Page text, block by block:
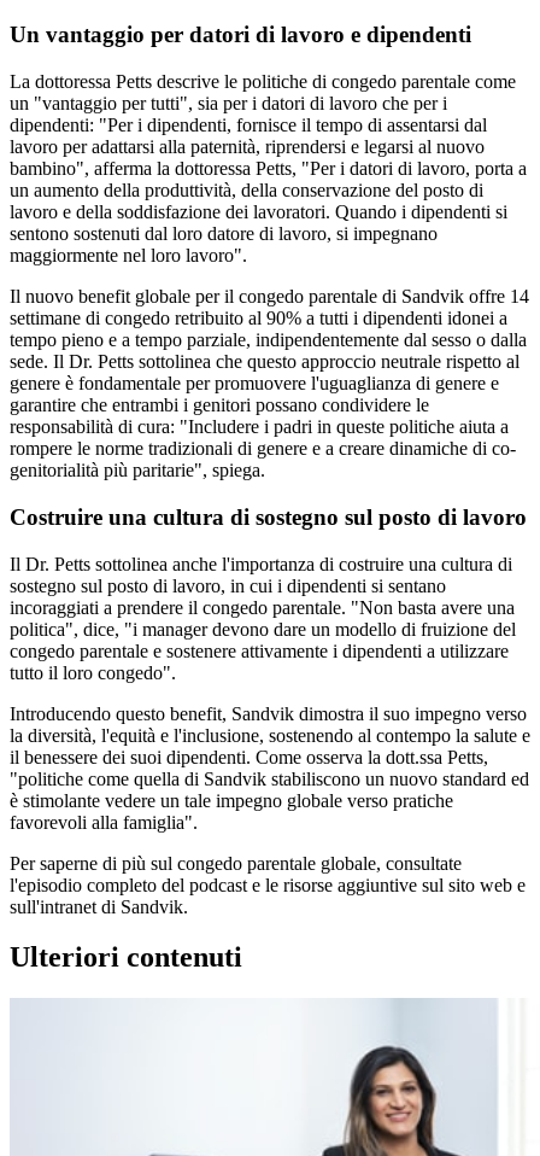
Un vantaggio per datori di lavoro e dipendenti
La dottoressa Petts descrive le politiche di congedo parentale come
un "vantaggio per tutti", sia per i datori di lavoro che per i
dipendenti: "Per i dipendenti, fornisce il tempo di assentarsi dal
lavoro per adattarsi alla paternità, riprendersi e legarsi al nuovo
bambino", afferma la dottoressa Petts, "Per i datori di lavoro, porta a
un aumento della produttività, della conservazione del posto di
lavoro e della soddisfazione dei lavoratori. Quando i dipendenti si
sentono sostenuti dal loro datore di lavoro, si impegnano
maggiormente nel loro lavoro".
Il nuovo benefit globale per il congedo parentale di Sandvik offre 14
settimane di congedo retribuito al 90% a tutti i dipendenti idonei a
tempo pieno e a tempo parziale, indipendentemente dal sesso o dalla
sede. Il Dr. Petts sottolinea che questo approccio neutrale rispetto al
genere è fondamentale per promuovere l'uguaglianza di genere e
garantire che entrambi i genitori possano condividere le
responsabilità di cura: "Includere i padri in queste politiche aiuta a
rompere le norme tradizionali di genere e a creare dinamiche di co-
genitorialità più paritarie", spiega.
Costruire una cultura di sostegno sul posto di lavoro
Il Dr. Petts sottolinea anche l'importanza di costruire una cultura di
sostegno sul posto di lavoro, in cui i dipendenti si sentano
incoraggiati a prendere il congedo parentale. "Non basta avere una
politica", dice, "i manager devono dare un modello di fruizione del
congedo parentale e sostenere attivamente i dipendenti a utilizzare
tutto il loro congedo".
Introducendo questo benefit, Sandvik dimostra il suo impegno verso
la diversità, l'equità e l'inclusione, sostenendo al contempo la salute e
il benessere dei suoi dipendenti. Come osserva la dott.ssa Petts,
"politiche come quella di Sandvik stabiliscono un nuovo standard ed
è stimolante vedere un tale impegno globale verso pratiche
favorevoli alla famiglia".
Per saperne di più sul congedo parentale globale, consultate
l'episodio completo del podcast e le risorse aggiuntive sul sito web e
sull'intranet di Sandvik.
Ulteriori contenuti